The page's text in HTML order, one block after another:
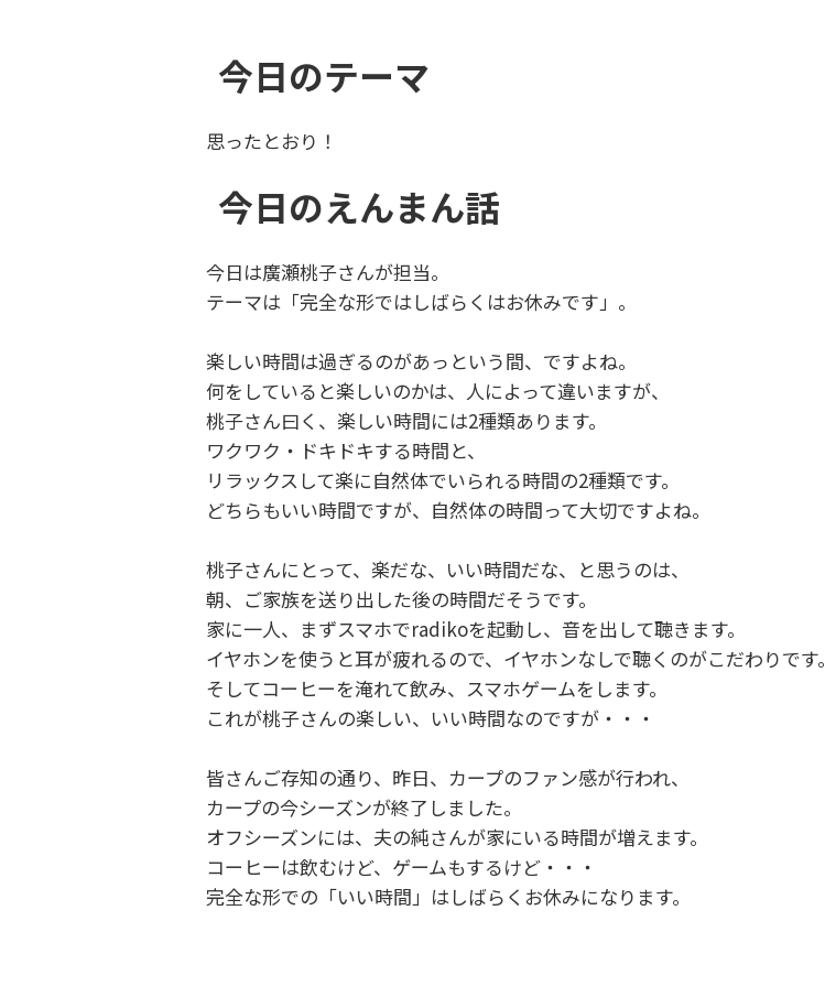
今日のテーマ
思ったとおり！
今日のえんまん話
今日は廣瀬桃子さんが担当。
テーマは「完全な形ではしばらくはお休みです」。
楽しい時間は過ぎるのがあっという間、ですよね。
何をしていると楽しいのかは、人によって違いますが、
桃子さん曰く、楽しい時間には2種類あります。
ワクワク・ドキドキする時間と、
リラックスして楽に自然体でいられる時間の2種類です。
どちらもいい時間ですが、自然体の時間って大切ですよね。
桃子さんにとって、楽だな、いい時間だな、と思うのは、
朝、ご家族を送り出した後の時間だそうです。
家に一人、まずスマホでradikoを起動し、音を出して聴きます。
イヤホンを使うと耳が疲れるので、イヤホンなしで聴くのがこだわりです。
そしてコーヒーを淹れて飲み、スマホゲームをします。
これが桃子さんの楽しい、いい時間なのですが・・・
皆さんご存知の通り、昨日、カープのファン感が行われ、
カープの今シーズンが終了しました。
オフシーズンには、夫の純さんが家にいる時間が増えます。
コーヒーは飲むけど、ゲームもするけど・・・
完全な形での「いい時間」はしばらくお休みになります。